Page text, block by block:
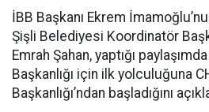
İBB Başkanı Ekrem
Şişli Belediyesi Koordinatör
Emrah Şahan, yaptığı
Başkanlığı için ilk yolculuğuna
Başkanlığı’ndan başladığını